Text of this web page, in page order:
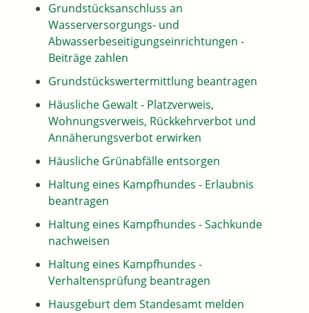
Grundstücksanschluss an
Wasserversorgungs- und
Abwasserbeseitigungseinrichtungen -
Beiträge zahlen
Grundstückswertermittlung beantragen
Häusliche Gewalt - Platzverweis,
Wohnungsverweis, Rückkehrverbot und
Annäherungsverbot erwirken
Häusliche Grünabfälle entsorgen
Haltung eines Kampfhundes - Erlaubnis
beantragen
Haltung eines Kampfhundes - Sachkunde
nachweisen
Haltung eines Kampfhundes -
Verhaltensprüfung beantragen
Hausgeburt dem Standesamt melden